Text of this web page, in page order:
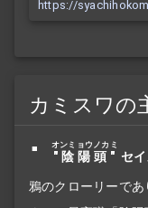
https://
カミスワの
"陰陽頭"
オンミョウノカミ
セ
鴉のクローリーで